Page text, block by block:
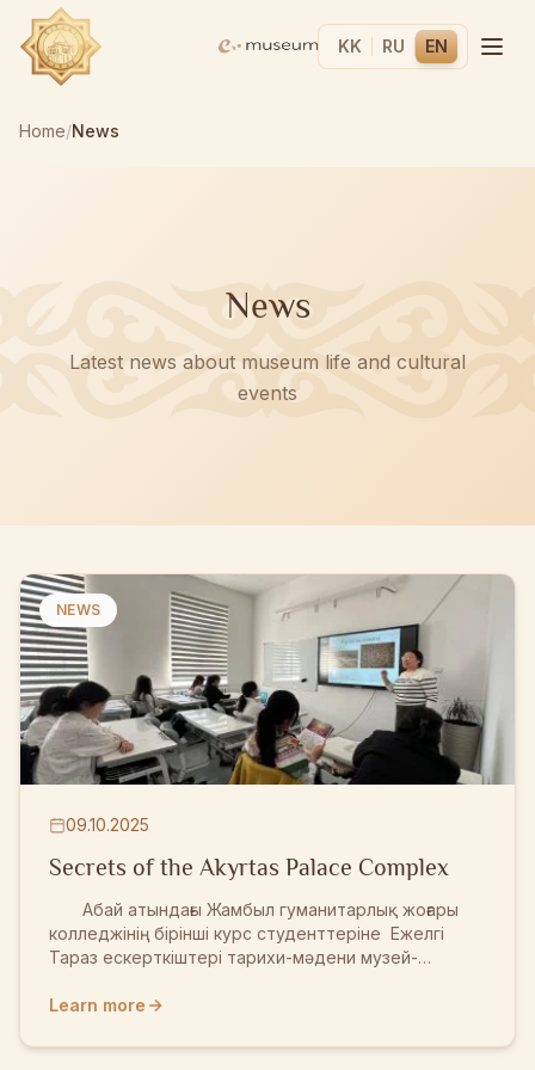
KK RU EN
Home/News
News
Latest news about museum life and cultural
events
NEWS
09.10.2025
Secrets of the Akyrtas Palace Complex
Абай атындағы Жамбыл гуманитарлық жоғары
колледжінің бірінші курс студенттеріне Ежелгі
Тараз ескерткіштері тарихи-мәдени музей-
қорғау” бөлімінің ғылыми қызметкері Мадина
археологиялық зерттеулер мен тұжырымдар”
Learn more